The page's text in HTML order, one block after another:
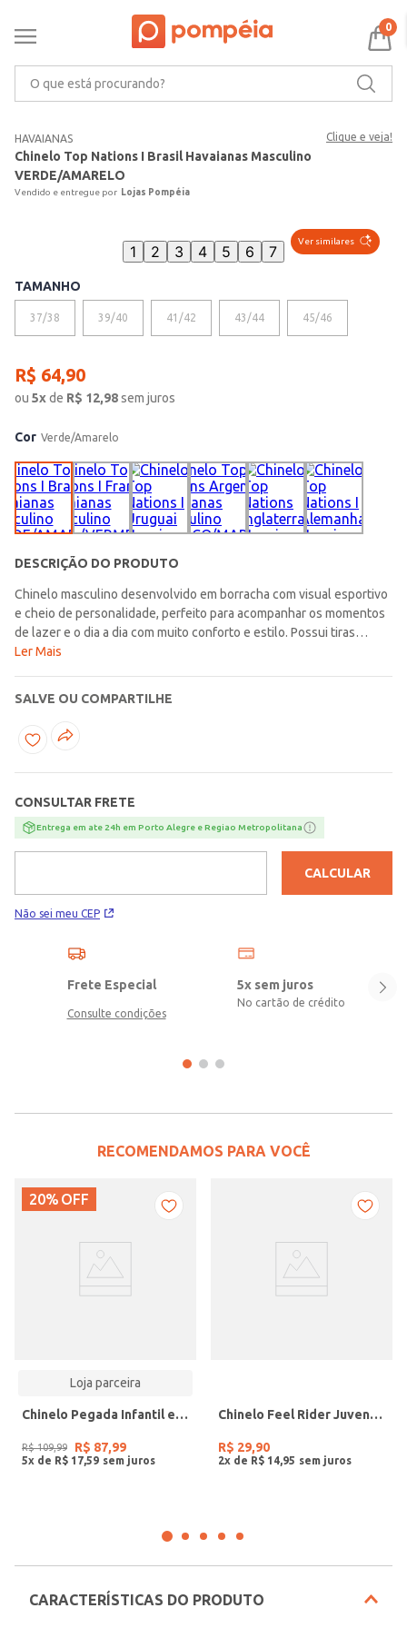
0
HAVAIANAS Clique e veja!
Chinelo Top Nations I Brasil Havaianas Masculino
VERDE/AMARELO
Lojas Pompéia
Ver similares
1 2 3 4 5 6 7
TAMANHO
37/38 39/40 41/42 43/44 45/46
R$ 64,90
ou 5xde R$ 12,98sem juros
Cor Verde/Amarelo
DESCRIÇÃO DO PRODUTO
Chinelo masculino desenvolvido em borracha com visual esportivo
e cheio de personalidade, perfeito para acompanhar os momentos
de lazer e o dia a dia com muito conforto e estilo. Possui tiras
médias, palmilha texturizada e solado com frisos antiderrapantes
pelo futebol, o modelo traz um destaque especial para a estampa
exclusiva na palmilha, com elementos que reforçam a identidade
brasileira e deixam o visual ainda mais marcante. A aplicação da
ideal para quem gosta de carregar o espírito brasileiro em todos os
detalhes do look!\n\nMaterial: Borracha
Ler Mais
SALVE OU COMPARTILHE
CONSULTAR FRETE
Entrega em ate 24h em Porto Alegre e Regiao Metropolitana
Não sei meu CEP
CALCULAR
Frete Especial
Consulte condições
5x sem juros
No cartão de crédito
RECOMENDAMOS PARA VOCÊ
20% OFF
Loja parceira
Chinelo Pegada Infantil em Microfibra Preto 373301-04
R$ 109,99 R$ 87,99
5x de R$ 17 59
Chinelo Feel Rider Juvenil Para Menino - BRANCO/CINZA
R$ 29,90
2x de R$ 14 95
CARACTERÍSTICAS DO PRODUTO